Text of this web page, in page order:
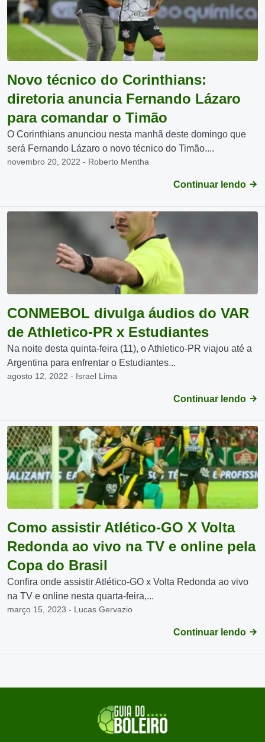
Novo técnico do Corinthians:
diretoria anuncia Fernando Lázaro
para comandar o Timão
O Corinthians anunciou nesta manhã deste domingo que
será Fernando Lázaro o novo técnico do Timão....
novembro 20, 2022 - Roberto Mentha
Continuar lendo
CONMEBOL divulga áudios do VAR
de Athletico-PR x Estudiantes
Na noite desta quinta-feira (11), o Athletico-PR viajou até a
Argentina para enfrentar o Estudiantes...
agosto 12, 2022 - Israel Lima
Continuar lendo
Como assistir Atlético-GO X Volta
Redonda ao vivo na TV e online pela
Copa do Brasil
Confira onde assistir Atlético-GO x Volta Redonda ao vivo
na TV e online nesta quarta-feira,...
março 15, 2023 - Lucas Gervazio
Continuar lendo